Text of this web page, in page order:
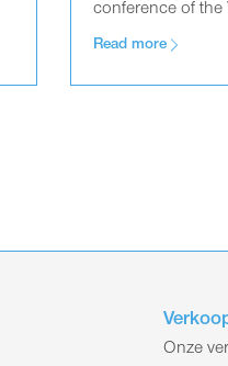
conference of the
Read more
Onze